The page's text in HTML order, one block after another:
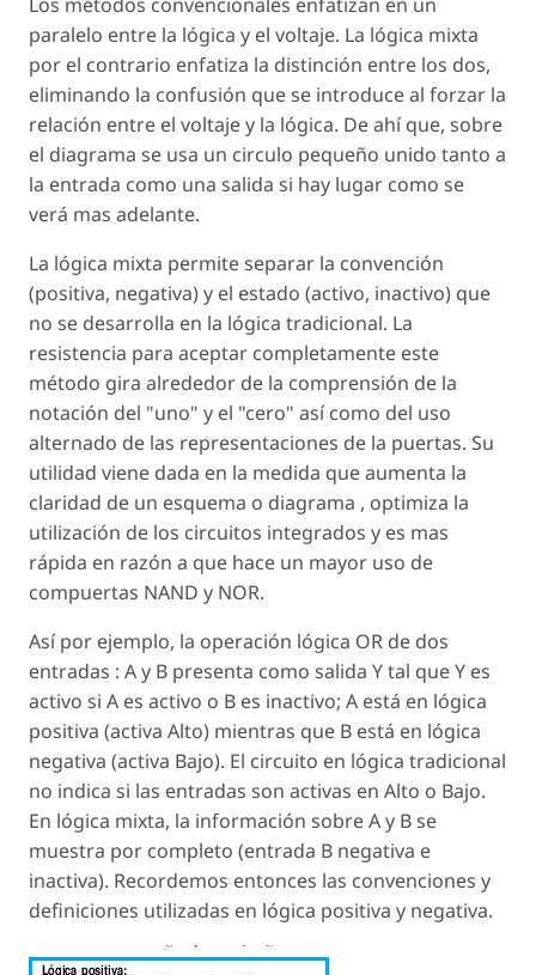
paralelo entre la lógica y el voltaje. La lógica mixta
por el contrario enfatiza la distinción entre los dos,
eliminando la confusión que se introduce al forzar la
relación entre el voltaje y la lógica. De ahí que, sobre
el diagrama se usa un circulo pequeño unido tanto a
la entrada como una salida si hay lugar como se
verá mas adelante.
La lógica mixta permite separar la convención
(positiva, negativa) y el estado (activo, inactivo) que
no se desarrolla en la lógica tradicional. La
resistencia para aceptar completamente este
método gira alrededor de la comprensión de la
notación del "uno" y el "cero" así como del uso
alternado de las representaciones de la puertas. Su
utilidad viene dada en la medida que aumenta la
claridad de un esquema o diagrama , optimiza la
utilización de los circuitos integrados y es mas
rápida en razón a que hace un mayor uso de
compuertas NAND y NOR.
Así por ejemplo, la operación lógica OR de dos
entradas : A y B presenta como salida Y tal que Y es
activo si A es activo o B es inactivo; A está en lógica
positiva (activa Alto) mientras que B está en lógica
negativa (activa Bajo). El circuito en lógica tradicional
no indica si las entradas son activas en Alto o Bajo.
En lógica mixta, la información sobre A y B se
muestra por completo (entrada B negativa e
inactiva). Recordemos entonces las convenciones y
definiciones utilizadas en lógica positiva y negativa.